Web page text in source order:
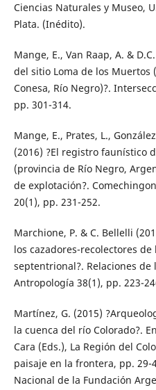
Ciencias Naturales y Museo,
Plata. (Inédito).
Mange, E., Van Raap, A. &
del sitio Loma de los Muertos
Conesa, Río Negro)?.
pp. 301-314.
Mange, E., Prates, L.,
(2016) ?El registro faunístico
(provincia de Río Negro,
de explotación?.
20(1), pp. 231-252.
Marchione, P. & C. Bellelli
los cazadores-recolectores
septentrional?. Relaciones
Antropología 38(1), pp. 223-
Martínez, G. (2015)
la cuenca del río Colorado?.
Cara (Eds.), La Región del
paisaje en la frontera, pp. 29-
Nacional de la Fundación